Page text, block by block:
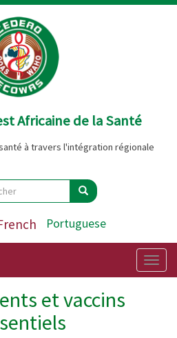
Africaine de la Santé
à travers l'intégration régionale
Rechercher
Portuguese
et vaccins